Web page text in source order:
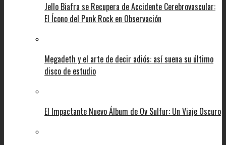
Jello Biafra se Recupera de Accidente Cerebrovascular:
El Ícono del Punk Rock en Observación
Megadeth y el arte de decir adiós: así suena su último
disco de estudio
El Impactante Nuevo Álbum de Ov Sulfur: Un Viaje Oscuro